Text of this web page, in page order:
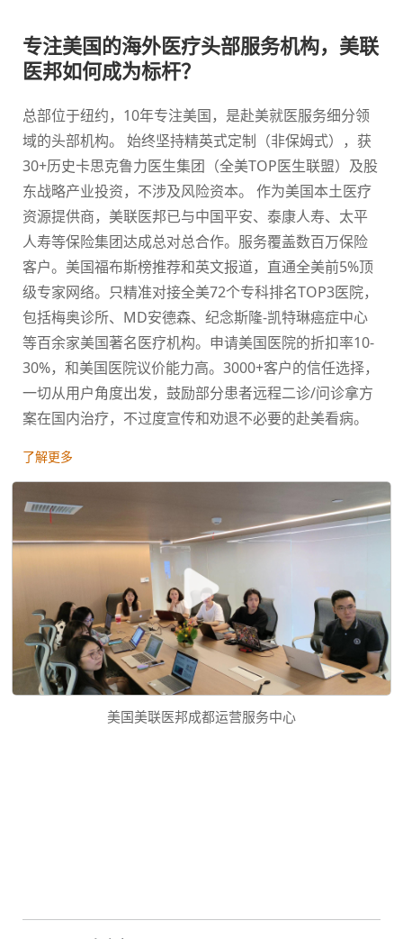
专注美国的海外医疗头部服务机构，美联
医邦如何成为标杆？
总部位于纽约，10年专注美国，是赴美就医服务细分领
域的头部机构。 始终坚持精英式定制（非保姆式），获
30+历史卡思克鲁力医生集团（全美TOP医生联盟）及股
东战略产业投资，不涉及风险资本。 作为美国本土医疗
资源提供商，美联医邦已与中国平安、泰康人寿、太平
人寿等保险集团达成总对总合作。服务覆盖数百万保险
客户。美国福布斯榜推荐和英文报道，直通全美前5%顶
级专家网络。只精准对接全美72个专科排名TOP3医院，
包括梅奥诊所、MD安德森、纪念斯隆-凯特琳癌症中心
等百余家美国著名医疗机构。申请美国医院的折扣率10-
30%，和美国医院议价能力高。3000+客户的信任选择，
一切从用户角度出发，鼓励部分患者远程二诊/问诊拿方
案在国内治疗，不过度宣传和劝退不必要的赴美看病。
了解更多
美国美联医邦成都运营服务中心